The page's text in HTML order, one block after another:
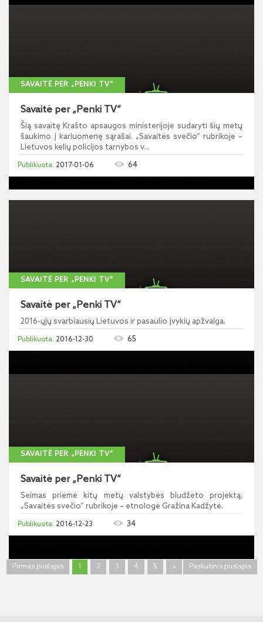
SAVAITĖ PER „PENKI TV“
Savaitė per „Penki TV“
Šią savaitę Krašto apsaugos ministerijoje sudaryti šių metų
šaukimo į kariuomenę sąrašai. „Savaitės svečio“ rubrikoje –
Lietuvos kelių policijos tarnybos v...
2017-01-06 64
SAVAITĖ PER „PENKI TV“
Savaitė per „Penki TV“
2016-ųjų svarbiausių Lietuvos ir pasaulio įvykių apžvalga.
2016-12-30 65
SAVAITĖ PER „PENKI TV“
Savaitė per „Penki TV“
Seimas priėmė kitų metų valstybės biudžeto projektą;
„Savaitės svečio“ rubrikoje – etnologė Gražina Kadžytė.
2016-12-23 34
Pirmas puslapis 1 2 3 4 5 » Paskutinis puslapis